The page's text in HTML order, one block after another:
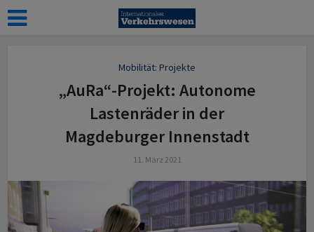
Mobilität: Projekte
„AuRa“-Projekt: Autonome
Lastenräder in der
Magdeburger Innenstadt
11. März 2021